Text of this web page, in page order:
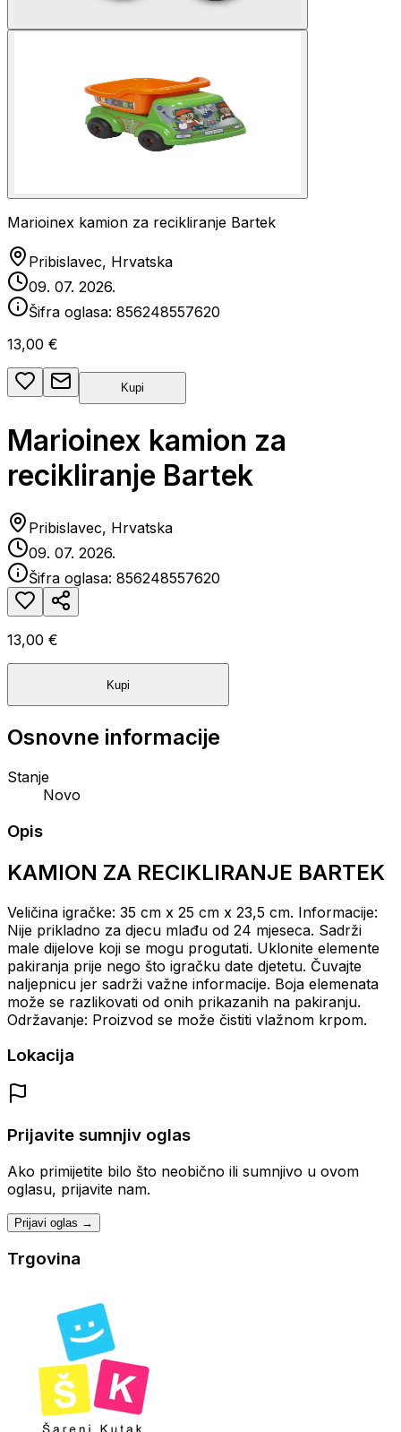
Marioinex kamion za recikliranje Bartek
Pribislavec, Hrvatska
09. 07. 2026.
Šifra oglasa: 856248557620
13,00 €
Kupi
Marioinex kamion za
recikliranje Bartek
Pribislavec, Hrvatska
09. 07. 2026.
Šifra oglasa: 856248557620
13,00 €
Kupi
Osnovne informacije
Stanje
Novo
Opis
KAMION ZA RECIKLIRANJE BARTEK
Veličina igračke: 35 cm x 25 cm x 23,5 cm. Informacije:
Nije prikladno za djecu mlađu od 24 mjeseca. Sadrži
male dijelove koji se mogu progutati. Uklonite elemente
pakiranja prije nego što igračku date djetetu. Čuvajte
naljepnicu jer sadrži važne informacije. Boja elemenata
može se razlikovati od onih prikazanih na pakiranju.
Održavanje: Proizvod se može čistiti vlažnom krpom.
Lokacija
Prijavite sumnjiv oglas
Ako primijetite bilo što neobično ili sumnjivo u ovom
oglasu, prijavite nam.
Prijavi oglas →
Trgovina